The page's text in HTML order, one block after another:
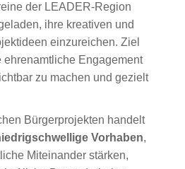
der LEADER-Region
ihre kreativen und
einzureichen. Ziel
ehrenamtliche Engagement
zu machen und gezielt
Bürgerprojekten handelt
Vorhaben,
Miteinander stärken,